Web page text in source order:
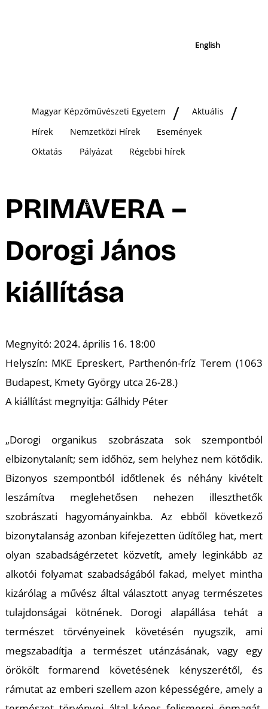
English
Magyar Képzőművészeti Egyetem
Aktuális
Hírek
Nemzetközi Hírek
Események
Oktatás
Pályázat Régebbi hírek
PRIMAVERA –
Dorogi János
kiállítása
Megnyitó: 2024. április 16. 18:00
Helyszín: MKE Epreskert, Parthenón-fríz Terem (1063
Budapest, Kmety György utca 26-28.)
A kiállítást megnyitja: Gálhidy Péter
„Dorogi organikus szobrászata sok szempontból
elbizonytalanít; sem időhöz, sem helyhez nem kötődik.
Bizonyos szempontból időtlenek és néhány kivételt
leszámítva meglehetősen nehezen illeszthetők
szobrászati hagyományainkba. Az ebből következő
bizonytalanság azonban kifejezetten üdítőleg hat, mert
olyan szabadságérzetet közvetít, amely leginkább az
alkotói folyamat szabadságából fakad, melyet mintha
kizárólag a művész által választott anyag természetes
tulajdonságai kötnének. Dorogi alapállása tehát a
természet törvényeinek követésén nyugszik, ami
megszabadítja a természet utánzásának, vagy egy
örökölt formarend követésének kényszerétől, és
rámutat az emberi szellem azon képességére, amely a